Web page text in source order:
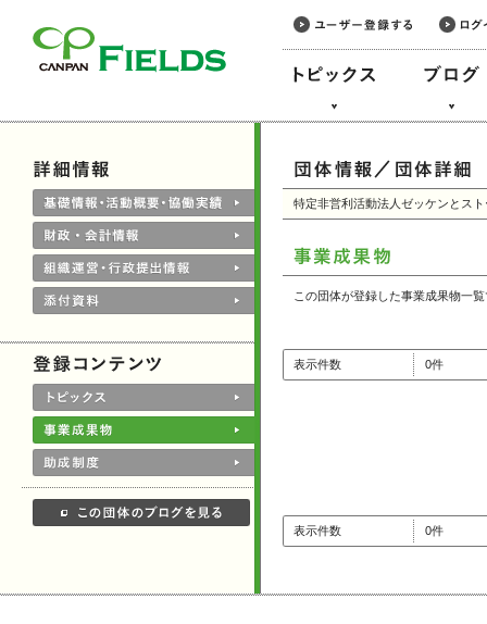
特定非営利活動法人ゼッケンとス
この団体が登録した事業成果物一
表示件数 0件
表示件数 0件